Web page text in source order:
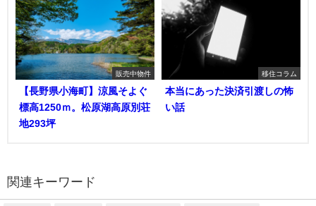
販売中物件
【長野県小海町】涼風そよぐ
標高1250ｍ。松原湖高原別荘
地293坪
移住コラム
本当にあった決済引渡しの怖
い話
関連キーワード